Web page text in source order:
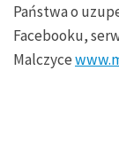
Państwa o
Facebooku,
Malczyce